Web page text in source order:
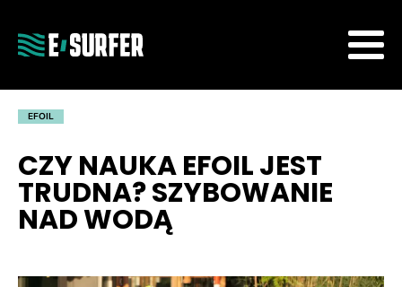
EFOIL
CZY NAUKA EFOIL JEST
TRUDNA? SZYBOWANIE
NAD WODĄ